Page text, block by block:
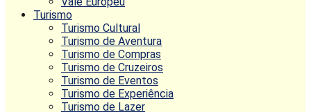
Turismo
Turismo Cultural
Turismo de Aventura
Turismo de Compras
Turismo de Cruzeiros
Turismo de Eventos
Turismo de Experiência
Turismo de Lazer